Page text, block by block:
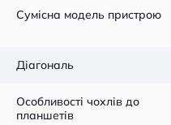
Сумісна модель пристрою
Діагональ
Особливості чохлів до
планшетів